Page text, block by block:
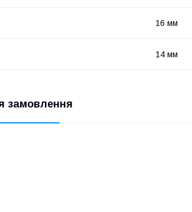
16 мм
14 мм
замовлення